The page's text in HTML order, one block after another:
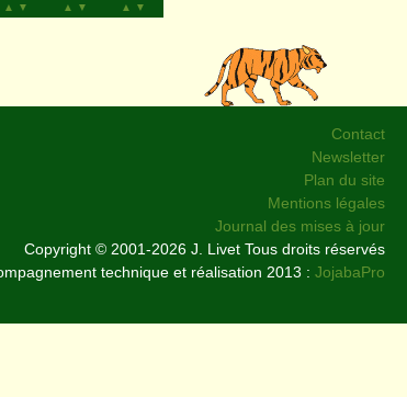
▲
▼
▲
▼
▲
▼
Contact
Newsletter
Plan du site
Mentions légales
Journal des mises à jour
Copyright © 2001-2026 J. Livet Tous droits réservés
technique et réalisation 2013 : JojabaPro